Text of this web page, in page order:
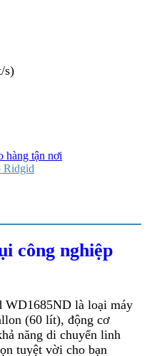
s)
hàng tận nơi
Ridgid
công nghiệp
WD1685ND là loại máy
(60 lít), động cơ
năng di chuyển linh
tuyệt vời cho bạn